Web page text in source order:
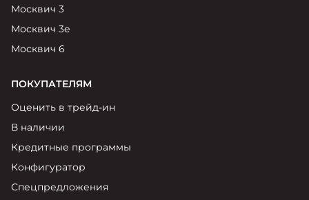
Москвич 3
Москвич 3е
Москвич 6
ПОКУПАТЕЛЯМ
Оценить в трейд-ин
В наличии
Кредитные программы
Конфигуратор
Спецпредложения